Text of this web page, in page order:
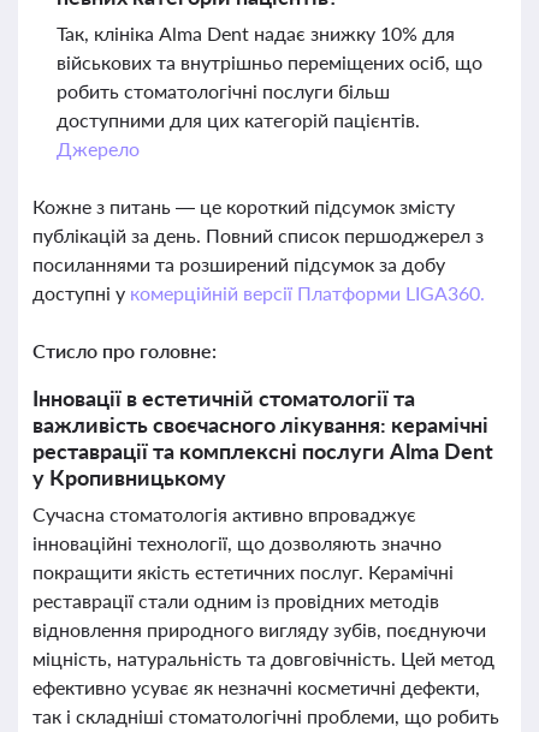
Так, клініка Alma Dent надає знижку 10% для
військових та внутрішньо переміщених осіб, що
робить стоматологічні послуги більш
доступними для цих категорій пацієнтів.
Джерело
Кожне з питань — це короткий підсумок змісту
публікацій за день. Повний список першоджерел з
посиланнями та розширений підсумок за добу
доступні у комерційній версії Платформи LIGA360.
Стисло про головне:
Інновації в естетичній стоматології та
важливість своєчасного лікування: керамічні
реставрації та комплексні послуги Alma Dent
у Кропивницькому
Сучасна стоматологія активно впроваджує
інноваційні технології, що дозволяють значно
покращити якість естетичних послуг. Керамічні
реставрації стали одним із провідних методів
відновлення природного вигляду зубів, поєднуючи
міцність, натуральність та довговічність. Цей метод
ефективно усуває як незначні косметичні дефекти,
так і складніші стоматологічні проблеми, що робить